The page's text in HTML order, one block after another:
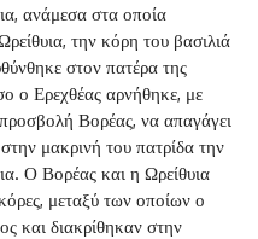
ανάμεσα στα οποία
την κόρη του βασιλιά
στον πατέρα της
ο Ερεχθέας αρνήθηκε, με
Βορέας, να απαγάγει
μακρινή του πατρίδα την
Ο Βορέας και η Ωρείθυια
μεταξύ των οποίων ο
και διακρίθηκαν στην